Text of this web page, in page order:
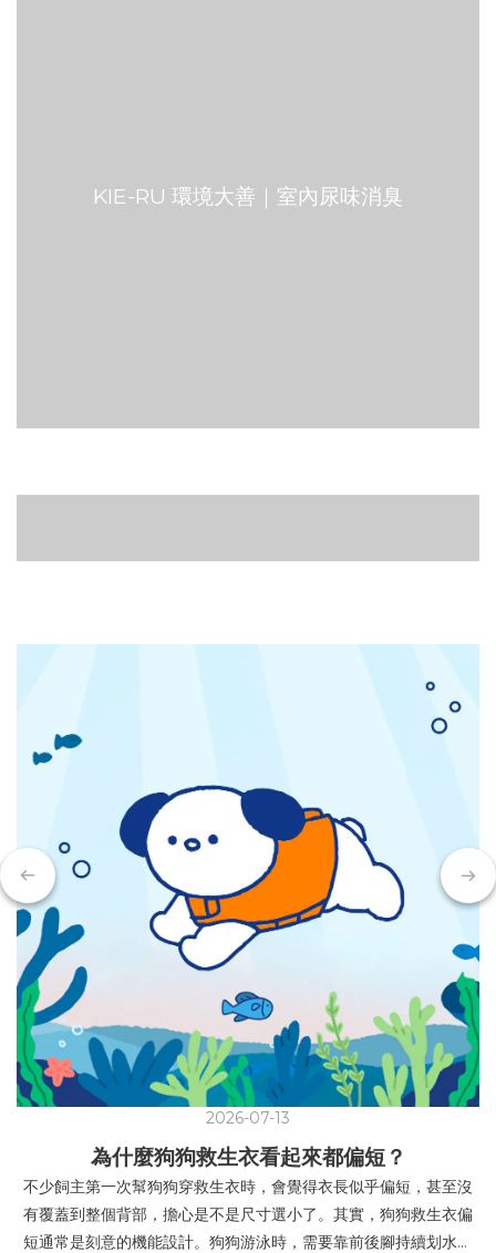
KIE-RU 環境大善｜室內尿味消臭
寵物防舔頭套
2026-07-13
為什麼狗狗救生衣看起來都偏短？
不少飼主第一次幫狗狗穿救生衣時，會覺得衣長似乎偏短，甚至沒
有覆蓋到整個背部，擔心是不是尺寸選小了。其實，狗狗救生衣偏
短通常是刻意的機能設計。狗狗游泳時，需要靠前後腳持續划水，